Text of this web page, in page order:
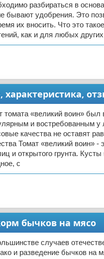
разбираться в
бывают удобрения. Это
их вносить. Что это
как и для любых других
томата «великий воин» был
и востребованным у
качества не оставят
Томат «великий воин»
и открытого грунта.
с
бычков на мясо
случаев
и разведение бычков на